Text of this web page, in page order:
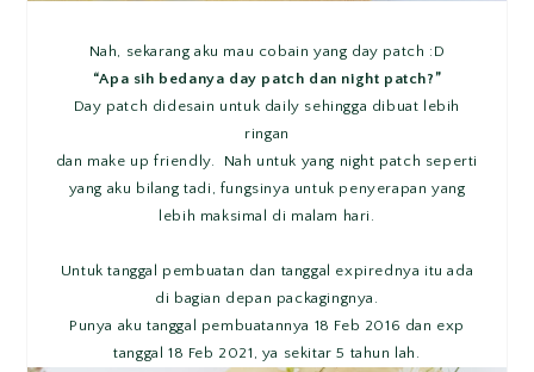
Nah, sekarang aku mau cobain yang day patch :D
“Apa sih bedanya day patch dan night patch?”
Day patch didesain untuk daily sehingga dibuat lebih
ringan
dan make up friendly. Nah untuk yang night patch seperti
yang aku bilang tadi, fungsinya untuk penyerapan yang
lebih maksimal di malam hari.
Untuk tanggal pembuatan dan tanggal expirednya itu ada
di bagian depan packagingnya.
Punya aku tanggal pembuatannya 18 Feb 2016 dan exp
tanggal 18 Feb 2021, ya sekitar 5 tahun lah.